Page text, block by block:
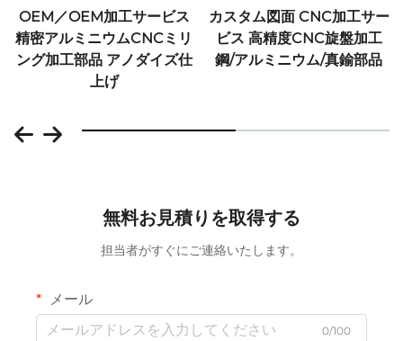
OEM／OEM加工サービス
精密アルミニウムCNCミリ
ング加工部品 アノダイズ仕
上げ
カスタム図面 CNC加工サー
ビス 高精度CNC旋盤加工
鋼/アルミニウム/真鍮部品
無料お見積りを取得する
担当者がすぐにご連絡いたします。
メール
0/100